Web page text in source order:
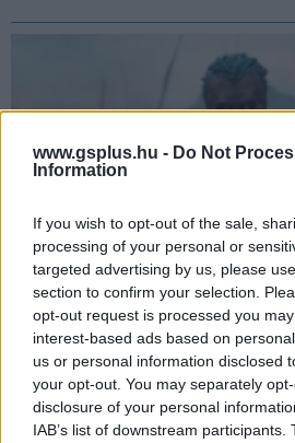
www.gsplus.hu - Do Not
Information
If you wish to opt-out of the sale,
processing of your personal or
targeted advertising by us, please
section to confirm your selection.
opt-out request is processed you
interest-based ads based on
us or personal information disclosed
your opt-out. You may separately
disclosure of your personal
IAB’s list of downstream
Izgalmas részleteket mesélt a
Badlandsről
| 2025.04.25 22:14
Dek egészen más lesz, mint az
ennek oka van.